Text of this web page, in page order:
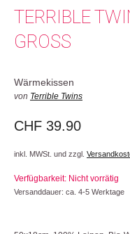
TERRIBLE
GROSS
Wärmekissen
von Terrible Twins
CHF 39.90
inkl. MWSt. und zzgl.
Verfügbarkeit: Nicht vorrätig
Versanddauer: ca. 4-5 Werktage